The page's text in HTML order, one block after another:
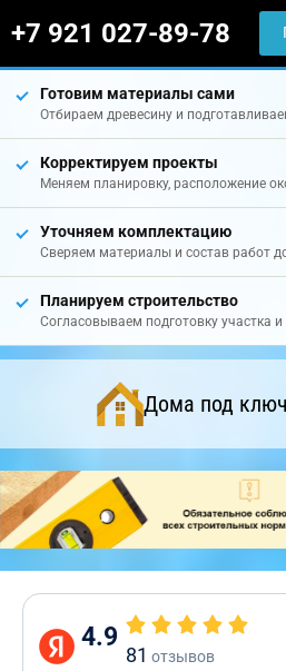
+7 921 027-89-78
Готовим материалы сами
Отбираем древесину и
Корректируем проекты
Меняем планировку, расположение
Уточняем комплектацию
Сверяем материалы и состав работ
Планируем строительство
Согласовываем подготовку участка
Дома под
4.9
81 отзывов